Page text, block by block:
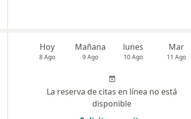
Hoy
8 Ago
Mañana
9 Ago
lunes
10 Ago
Mar
11 Ago
La reserva de citas en línea no está
disponible